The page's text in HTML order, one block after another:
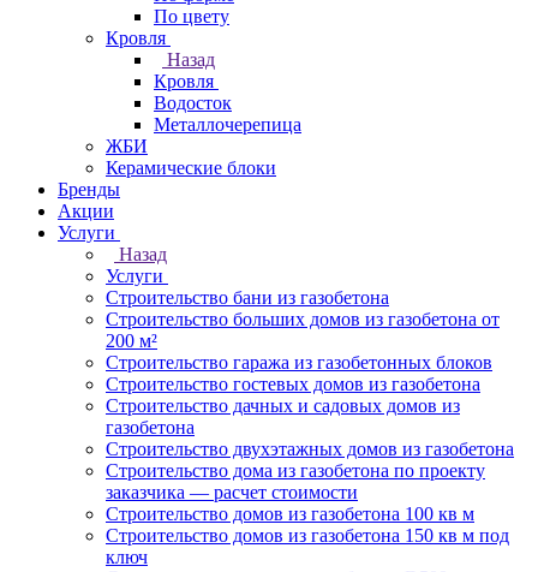
По цвету
Кровля
Назад
Кровля
Водосток
Металлочерепица
ЖБИ
Керамические блоки
Бренды
Акции
Услуги
Назад
Услуги
Строительство бани из газобетона
Строительство больших домов из газобетона от
200 м²
Строительство гаража из газобетонных блоков
Строительство гостевых домов из газобетона
Строительство дачных и садовых домов из
газобетона
Строительство двухэтажных домов из газобетона
Строительство дома из газобетона по проекту
заказчика — расчет стоимости
Строительство домов из газобетона 100 кв м
Строительство домов из газобетона 150 кв м под
ключ